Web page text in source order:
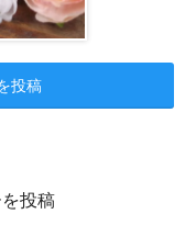
投稿
投稿